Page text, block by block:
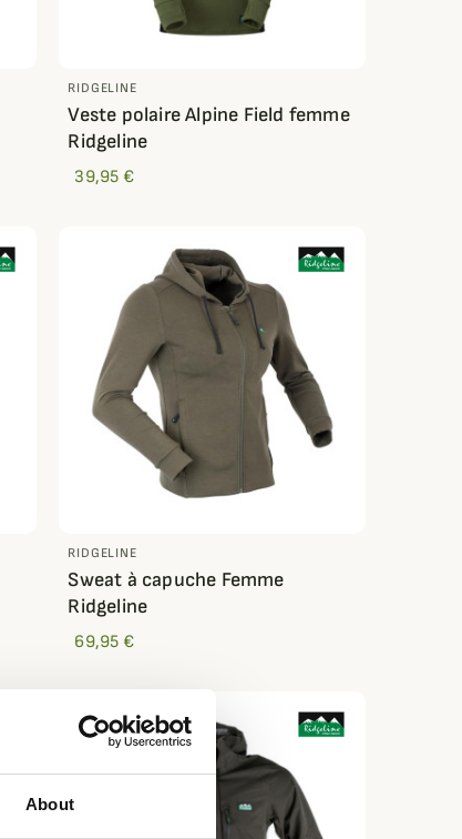
About
RIDGELINE
Veste polaire Alpine Field femme
Ridgeline
39,95 €
RIDGELINE
Sweat à capuche Femme
Ridgeline
69,95 €